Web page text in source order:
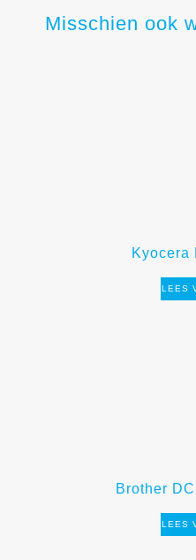
Misschien ook
Kyocera
LEES
Brother
LEES